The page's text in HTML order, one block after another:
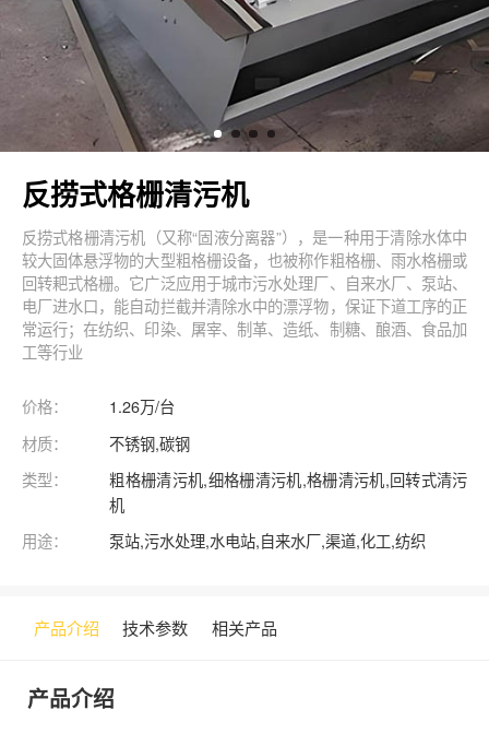
反捞式格栅清污机
反捞式格栅清污机（又称“固液分离器”），是一种用于清除水体中
较大固体悬浮物的大型粗格栅设备，也被称作粗格栅、雨水格栅或
回转耙式格栅。它广泛应用于城市污水处理厂、自来水厂、泵站、
电厂进水口，能自动拦截并清除水中的漂浮物，保证下道工序的正
常运行；在纺织、印染、屠宰、制革、造纸、制糖、酿酒、食品加
工等行业
价格：
1.26万/台
材质：
不锈钢,碳钢
类型：
粗格栅清污机,细格栅清污机,格栅清污机,回转式清污
机
用途：
泵站,污水处理,水电站,自来水厂,渠道,化工,纺织
产品介绍 技术参数 相关产品
产品介绍